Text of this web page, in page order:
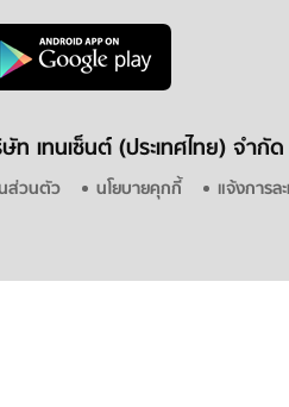
ท เทนเซ็นต์ (ประเทศไทย) จำกัด
ส่วนตัว นโยบายคุกกี้ แจ้งการล